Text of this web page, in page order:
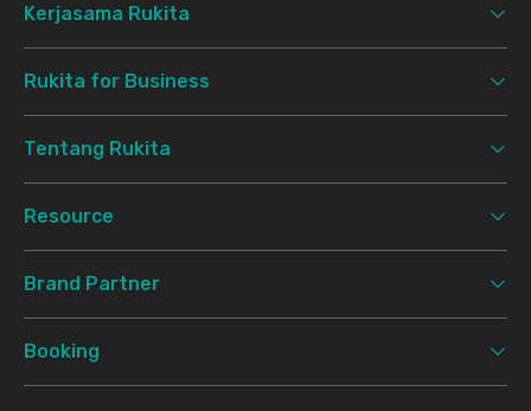
Kerjasama Rukita
Rukita for Business
Tentang Rukita
Resource
Brand Partner
Booking